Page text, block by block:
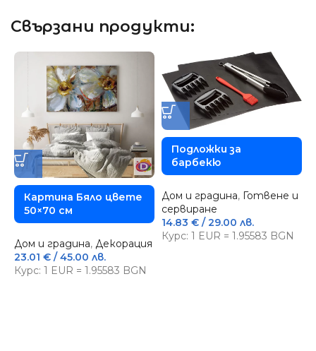
Свързани продукти:
Картина Бяло цвете
50×70 см
Дом и градина, Декорация
23.01 € / 45.00 лв.
Курс: 1 EUR = 1.95583 BGN
Подложки за
барбекю
Дом и градина, Готвене и
сервиране
14.83 €/ 29.00 лв.
Курс: 1 EUR = 1.95583 BGN